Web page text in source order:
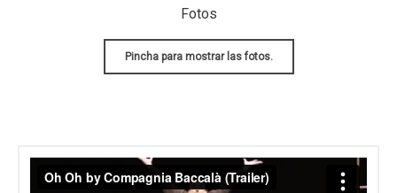
Fotos
Pincha para mostrar las fotos.